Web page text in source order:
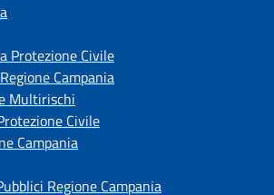
Protezione Civile
Campania
Multirischi
Civile
Campania
Regione Campania